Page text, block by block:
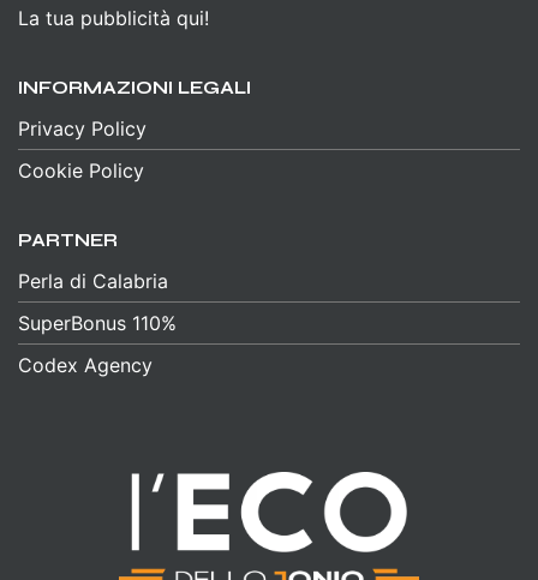
La tua pubblicità qui!
INFORMAZIONI LEGALI
Privacy Policy
Cookie Policy
PARTNER
Perla di Calabria
SuperBonus 110%
Codex Agency